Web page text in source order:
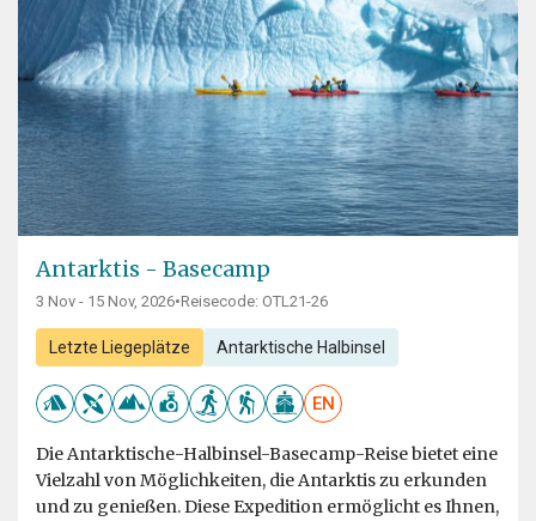
Antarktis - Basecamp
3 Nov - 15 Nov, 2026•Reisecode: OTL21-26
Letzte Liegeplätze Antarktische Halbinsel
EN
Die Antarktische-Halbinsel-Basecamp-Reise bietet eine
Vielzahl von Möglichkeiten, die Antarktis zu erkunden
und zu genießen. Diese Expedition ermöglicht es Ihnen,